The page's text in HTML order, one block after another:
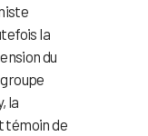
la
du
la
témoin de